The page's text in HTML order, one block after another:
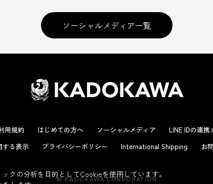
ソーシャルメディア一覧
用規約 はじめての方へ ソーシャルメディア LINE IDの連携
する表示
プライバシーポリシー International Shipping お
© KADOKAWA CORPORATION
クの分析を目的としてCookieを使用しています。